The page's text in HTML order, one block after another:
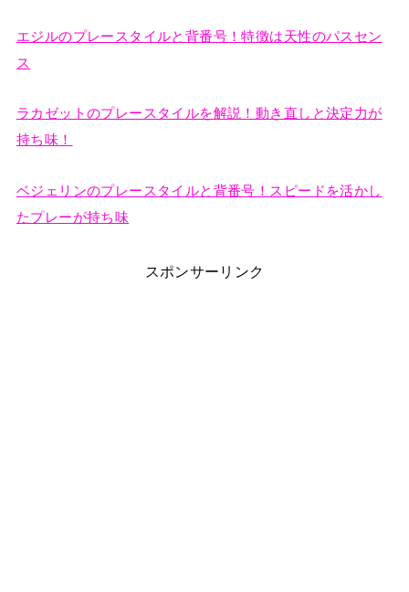
エジルのプレースタイルと背番号！特徴は天性のパスセン
ス
ラカゼットのプレースタイルを解説！動き直しと決定力が
持ち味！
ベジェリンのプレースタイルと背番号！スピードを活かし
たプレーが持ち味
スポンサーリンク